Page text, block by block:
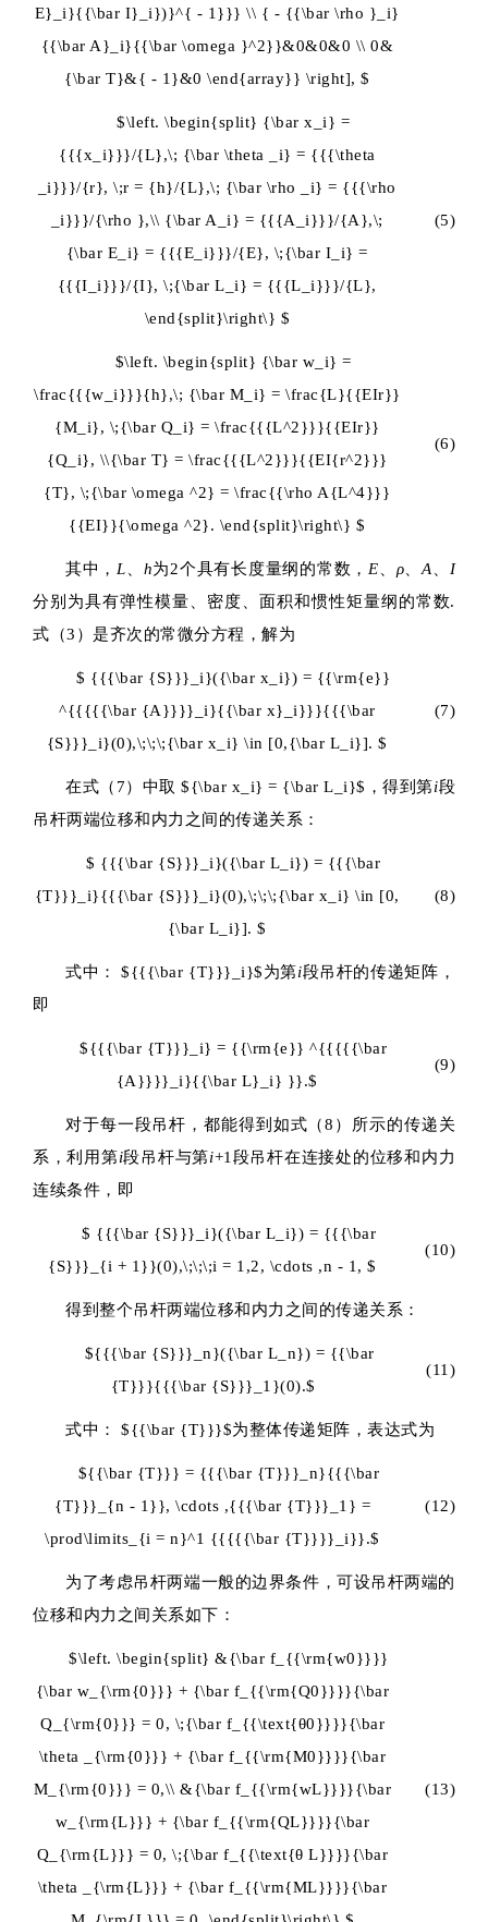
E}_i}{{\bar I}_i})}^{ - 1}}} \\ { - {{\bar \rho }_i}
{{\bar A}_i}{{\bar \omega }^2}}&0&0&0 \\ 0&
{\bar T}&{ - 1}&0 \end{array}} \right], $
$\left. \begin{split} {\bar x_i} =
{{{x_i}}}/{L},\; {\bar \theta _i} = {{{\theta
_i}}}/{r}, \;r = {h}/{L},\; {\bar \rho _i} = {{{\rho
_i}}}/{\rho },\\ {\bar A_i} = {{{A_i}}}/{A},\;
{\bar E_i} = {{{E_i}}}/{E}, \;{\bar I_i} =
{{{I_i}}}/{I}, \;{\bar L_i} = {{{L_i}}}/{L},
\end{split}\right\} $
(5)
$\left. \begin{split} {\bar w_i} =
\frac{{{w_i}}}{h},\; {\bar M_i} = \frac{L}{{EIr}}
{M_i}, \;{\bar Q_i} = \frac{{{L^2}}}{{EIr}}
{Q_i}, \\{\bar T} = \frac{{{L^2}}}{{EI{r^2}}}
{T}, \;{\bar \omega ^2} = \frac{{\rho A{L^4}}}
{{EI}}{\omega ^2}. \end{split}\right\} $
(6)
其中， L h为2个具有长度量纲的常数， E ρ 、A
I
分别为具有弹性模量、密度、面积和惯性矩量纲的常数.
式（3）是齐次的常微分方程，解为
$ {{{\bar {S}}}_i}({\bar x_i}) = {{\rm{e}}
^{{{{{\bar {A}}}}_i}{{\bar x}_i}}}{{{\bar
{S}}}_i}(0),\;\;\;{\bar x_i} \in [0,{\bar L_i}]. $
(7)
在式（7）中取${\bar x_i} = {\bar L_i}$ ，得到第i段
吊杆两端位移和内力之间的传递关系：
$ {{{\bar {S}}}_i}({\bar L_i}) = {{{\bar
{T}}}_i}{{{\bar {S}}}_i}(0),\;\;\;{\bar x_i} \in [0,
{\bar L_i}]. $
(8)
式中：${{{\bar {T}}}_i}$为第i段吊杆的传递矩阵，
即
${{{\bar {T}}}_i} = {{\rm{e}} ^{{{{{\bar
{A}}}}_i}{{\bar L}_i} }}.$
(9)
对于每一段吊杆，都能得到如式（8）所示的传递关
系，利用第i段吊杆与第i+1段吊杆在连接处的位移和内力
连续条件，即
$ {{{\bar {S}}}_i}({\bar L_i}) = {{{\bar
{S}}}_{i + 1}}(0),\;\;\;i = 1,2, \cdots ,n - 1, $
(10)
得到整个吊杆两端位移和内力之间的传递关系：
${{{\bar {S}}}_n}({\bar L_n}) = {{\bar
{T}}}{{{\bar {S}}}_1}(0).$
(11)
式中： ${{\bar {T}}}$为整体传递矩阵，表达式为
${{\bar {T}}} = {{{\bar {T}}}_n}{{{\bar
{T}}}_{n - 1}}, \cdots ,{{{\bar {T}}}_1} =
\prod\limits_{i = n}^1 {{{{{\bar {T}}}}_i}}.$
(12)
为了考虑吊杆两端一般的边界条件，可设吊杆两端的
位移和内力之间关系如下：
$\left. \begin{split} &{\bar f_{{\rm{w0}}}}
{\bar w_{\rm{0}}} + {\bar f_{{\rm{Q0}}}}{\bar
Q_{\rm{0}}} = 0, \;{\bar f_{{\text{θ0}}}}{\bar
\theta _{\rm{0}}} + {\bar f_{{\rm{M0}}}}{\bar
M_{\rm{0}}} = 0,\\ &{\bar f_{{\rm{wL}}}}{\bar
w_{\rm{L}}} + {\bar f_{{\rm{QL}}}}{\bar
Q_{\rm{L}}} = 0, \;{\bar f_{{\text{θ L}}}}{\bar
\theta _{\rm{L}}} + {\bar f_{{\rm{ML}}}}{\bar
(13)